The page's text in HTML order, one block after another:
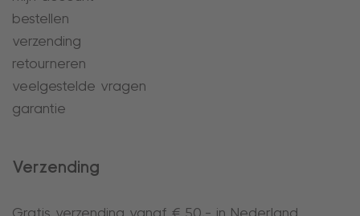
bestellen
verzending
retourneren
veelgestelde vragen
garantie
Verzending